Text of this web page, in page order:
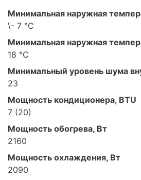
Минимальная наружная
\- 7 °С
Минимальная наружная
18 °С
Минимальный уровень шума
23
Мощность кондиционера, BTU
7 (20)
Мощность обогрева, Вт
2160
Мощность охлаждения, Вт
2090